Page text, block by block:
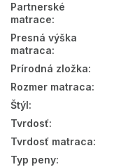
Partnerské
matrace:
Presná výška
matraca:
Prírodná zložka:
Rozmer matraca:
Štýl :
Tvrdosť:
Tvrdosť matraca:
Typ peny: